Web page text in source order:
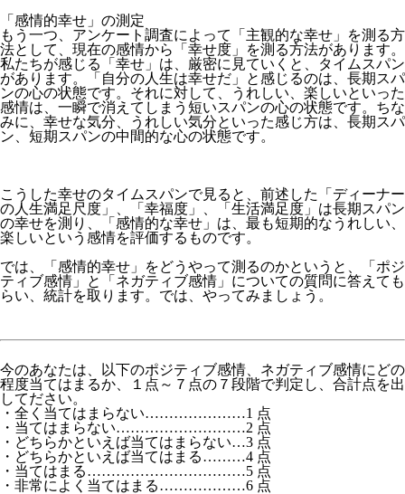
「感情的幸せ」の測定
もう一つ、アンケート調査によって「主観的な幸せ」を測る方
法として、現在の感情から「幸せ度」を測る方法があります。
私たちが感じる「幸せ」は、厳密に見ていくと、タイムスパン
があります。「自分の人生は幸せだ」と感じるのは、長期スパ
ンの心の状態です。それに対して、うれしい、楽しいといった
感情は、一瞬で消えてしまう短いスパンの心の状態です。ちな
みに、幸せな気分、うれしい気分といった感じ方は、長期スパ
ン、短期スパンの中間的な心の状態です。
こうした幸せのタイムスパンで見ると、前述した「ディーナー
の人生満足尺度」、「幸福度」、「生活満足度」は長期スパン
の幸せを測り、「感情的な幸せ」は、最も短期的なうれしい、
楽しいという感情を評価するものです。
では、「感情的幸せ」をどうやって測るのかというと、「ポジ
ティブ感情」と「ネガティブ感情」についての質問に答えても
らい、統計を取ります。では、やってみましょう。
今のあなたは、以下のポジティブ感情、ネガティブ感情にどの
程度当てはまるか、１点～７点の７段階で判定し、合計点を出
してださい。
・全く当てはまらない…………………1 点
・当てはまらない………………………2 点
・どちらかといえば当てはまらない…3 点
・どちらかといえば当てはまる………4 点
・当てはまる……………………………5 点
・非常によく当てはまる………………6 点